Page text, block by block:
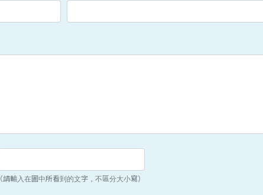
（請輸入在圖中所看到的文字，不區分大小寫）